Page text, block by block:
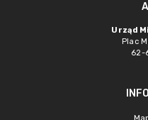
Urząd
Plac
62-